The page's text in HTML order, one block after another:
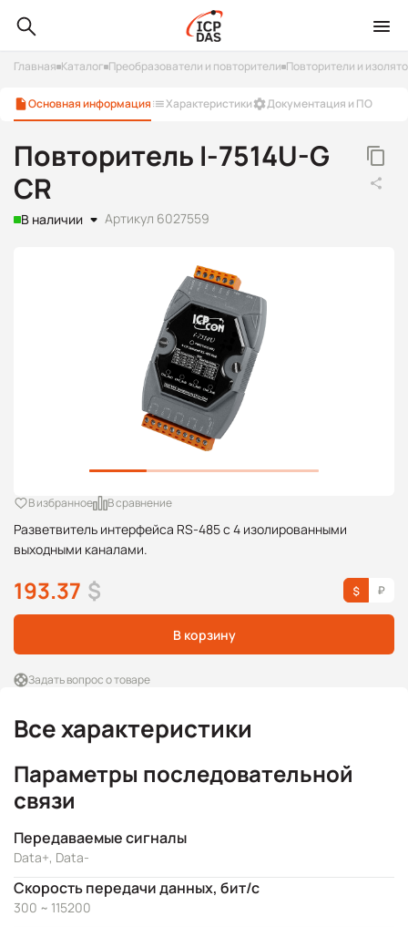
Главная Каталог Преобразователи и повторители Повторители и
Основная информация Характеристики Документация и ПО
Повторитель I-7514U-G
CR
В наличии Артикул 6027559
Разветвитель интерфейса RS-485 с 4 изолированными
выходными каналами.
В избранное В сравнение
193.37 $
В корзину
Задать вопрос о товаре
Все характеристики
Параметры последовательной
связи
Передаваемые сигналы
Data+, Data-
Скорость передачи данных, бит/с
300 ~ 115200